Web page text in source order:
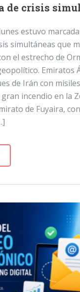
de crisis
estuvo
simultáneas que
el estrecho de
Emiratos
de Irán con
incendio en la
de Fuyaira,